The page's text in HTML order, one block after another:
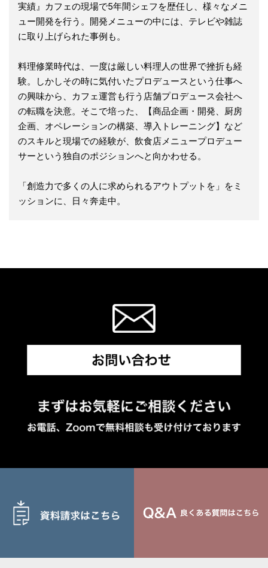
実績』カフェの現場で5年間シェフを歴任し、様々なメニ
ュー開発を行う。開発メニューの中には、テレビや雑誌
に取り上げられた事例も。
料理修業時代は、一度は厳しい料理人の世界で挫折も経
験。しかしその時に気付いたプロデュースという仕事へ
の興味から、カフェ運営も行う店舗プロデュース会社へ
の転職を決意。そこで培った、【商品企画・開発、厨房
企画、オペレーションの構築、導入トレーニング】など
のスキルと現場での経験が、飲食店メニュープロデュー
サーという独自のポジションへと向かわせる。
「創造力で多くの人に求められるアウトプットを」をミ
ッションに、日々奔走中。